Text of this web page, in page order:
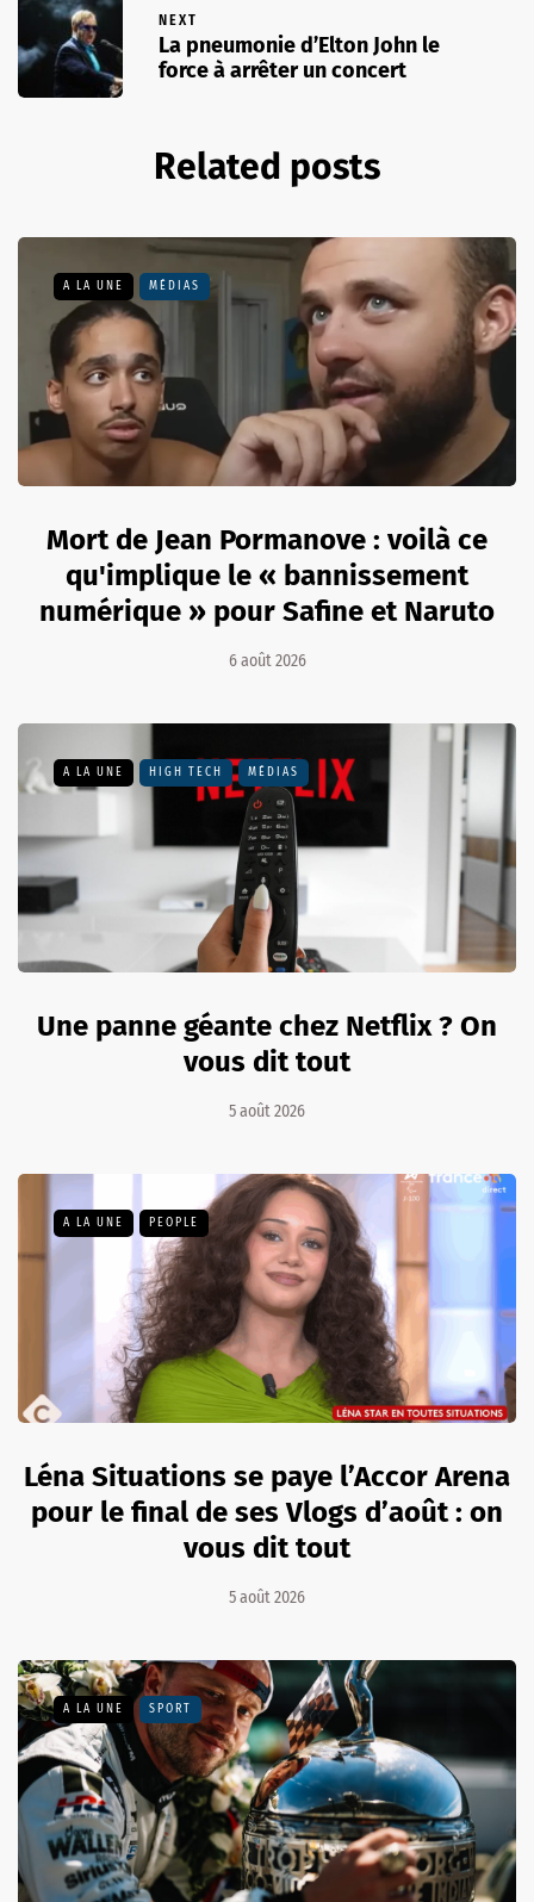
NEXT
La pneumonie d’Elton John le
force à arrêter un concert
Related posts
A LA UNE MÉDIAS
Mort de Jean Pormanove : voilà ce
qu'implique le « bannissement
numérique » pour Safine et Naruto
6 août 2026
A LA UNE HIGH TECH MÉDIAS
Une panne géante chez Netflix ? On
vous dit tout
5 août 2026
A LA UNE PEOPLE
Léna Situations se paye l’Accor Arena
pour le final de ses Vlogs d’août : on
vous dit tout
5 août 2026
A LA UNE SPORT